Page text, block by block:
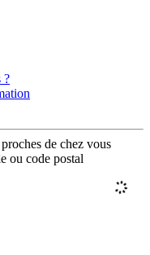
?
de chez vous
ou code postal